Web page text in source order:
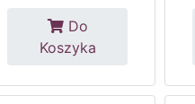
Do
Koszyka